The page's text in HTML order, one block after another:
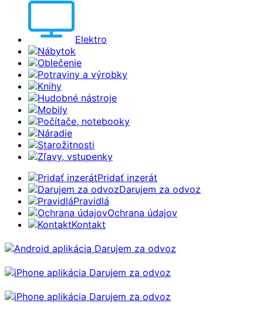
Elektro
Nábytok
Oblečenie
Potraviny a výrobky
Knihy
Hudobné nástroje
Mobily
Počítače, notebooky
Náradie
Starožitnosti
Zľavy, vstupenky
Pridať inzerát
Darujem za odvoz
Pravidlá
Ochrana údajov
Kontakt